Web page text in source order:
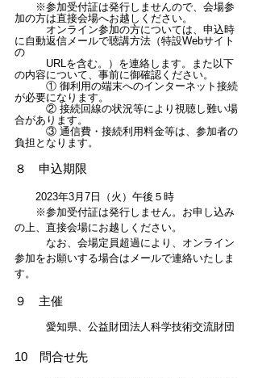
※参加受付証は発行しませんので、会場参
加の方は直接会場へお越しください。
オンライン参加の方については、申込時
に自動返信メールで聴講方法（特設Webサイト
の
URLを含む。）を連絡します。また以下
の内容について、事前に御確認ください。
① 御利用の端末へのインターネット接続
が必要になります。
② 接続回線の状況等により視聴し難い場
合があります。
③ 通信費・接続利用料金等は、参加者の
負担となります。
８　申込期限
2023年3月7日（火）午後５時
※参加受付証は発行しません。お申し込み
の上、直接会場にお越しください。
なお、会場定員超過により、オンライン
参加をお願いする場合はメールで連絡いたしま
す。
９　主催
愛知県、公益財団法人科学技術交流財団
10　問合せ先